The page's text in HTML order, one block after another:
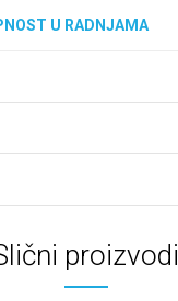
U RADNJAMA
proizvodi